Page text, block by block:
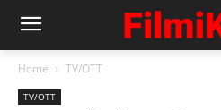
Home TV/OTT
TV/OTT